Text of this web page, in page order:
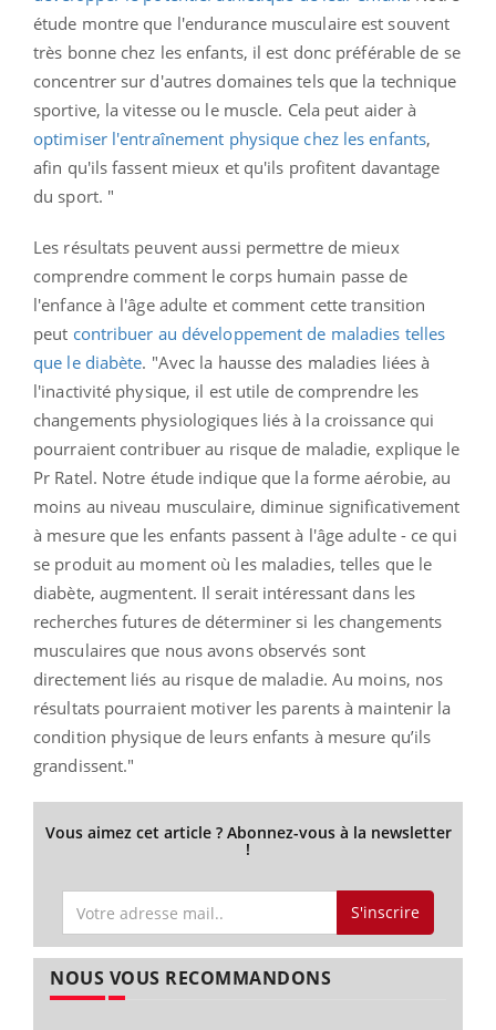
étude montre que l'endurance musculaire est souvent
très bonne chez les enfants, il est donc préférable de se
concentrer sur d'autres domaines tels que la technique
sportive, la vitesse ou le muscle. Cela peut aider à
optimiser l'entraînement physique chez les enfants,
afin qu'ils fassent mieux et qu'ils profitent davantage
du sport. "
Les résultats peuvent aussi permettre de mieux
comprendre comment le corps humain passe de
l'enfance à l'âge adulte et comment cette transition
peut contribuer au développement de maladies telles
que le diabète. "Avec la hausse des maladies liées à
l'inactivité physique, il est utile de comprendre les
changements physiologiques liés à la croissance qui
pourraient contribuer au risque de maladie, explique le
Pr Ratel. Notre étude indique que la forme aérobie, au
moins au niveau musculaire, diminue significativement
à mesure que les enfants passent à l'âge adulte - ce qui
se produit au moment où les maladies, telles que le
diabète, augmentent. Il serait intéressant dans les
recherches futures de déterminer si les changements
musculaires que nous avons observés sont
directement liés au risque de maladie. Au moins, nos
résultats pourraient motiver les parents à maintenir la
condition physique de leurs enfants à mesure qu’ils
grandissent."
Vous aimez cet article ? Abonnez-vous à la newsletter
!
S'inscrire
NOUS VOUS RECOMMANDONS